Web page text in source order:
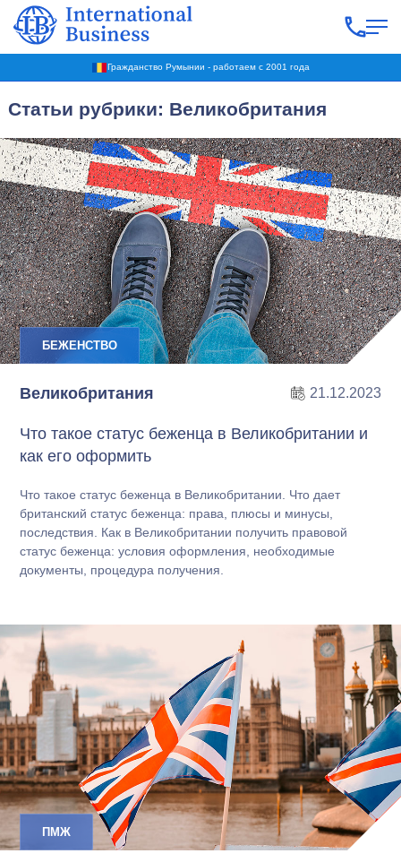
Гражданство Румынии - работаем с 2001 года
Статьи рубрики: Великобритания
БЕЖЕНСТВО
Великобритания 21.12.2023
Что такое статус беженца в Великобритании и
как его оформить
Что такое статус беженца в Великобритании. Что дает
британский статус беженца: права, плюсы и минусы,
последствия. Как в Великобритании получить правовой
статус беженца: условия оформления, необходимые
документы, процедура получения.
ПМЖ